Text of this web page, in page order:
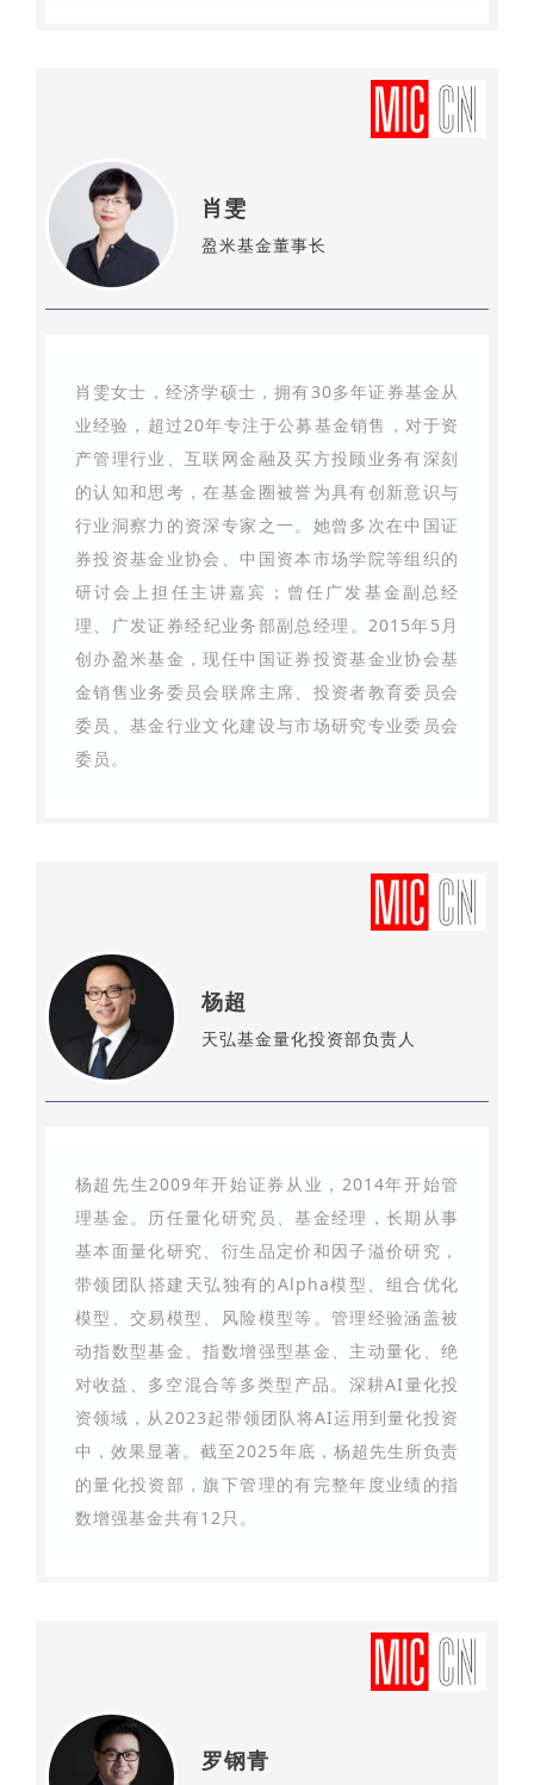
肖雯
盈米基金董事长
肖雯女士，经济学硕士，拥有30多年证券基金从
业经验，超过20年专注于公募基金销售，对于资
产管理行业、互联网金融及买方投顾业务有深刻
的认知和思考，在基金圈被誉为具有创新意识与
行业洞察力的资深专家之一。她曾多次在中国证
券投资基金业协会、中国资本市场学院等组织的
研讨会上担任主讲嘉宾；曾任广发基金副总经
理、广发证券经纪业务部副总经理。2015年5月
创办盈米基金，现任中国证券投资基金业协会基
金销售业务委员会联席主席、投资者教育委员会
委员、基金行业文化建设与市场研究专业委员会
委员。
杨超
天弘基金量化投资部负责人
杨超先生2009年开始证券从业，2014年开始管
理基金。历任量化研究员、基金经理，长期从事
基本面量化研究、衍生品定价和因子溢价研究，
带领团队搭建天弘独有的Alpha模型、组合优化
模型、交易模型、风险模型等。管理经验涵盖被
动指数型基金、指数增强型基金、主动量化、绝
对收益、多空混合等多类型产品。深耕AI量化投
资领域，从2023起带领团队将AI运用到量化投资
中，效果显著。截至2025年底，杨超先生所负责
的量化投资部，旗下管理的有完整年度业绩的指
数增强基金共有12只。
罗钢青